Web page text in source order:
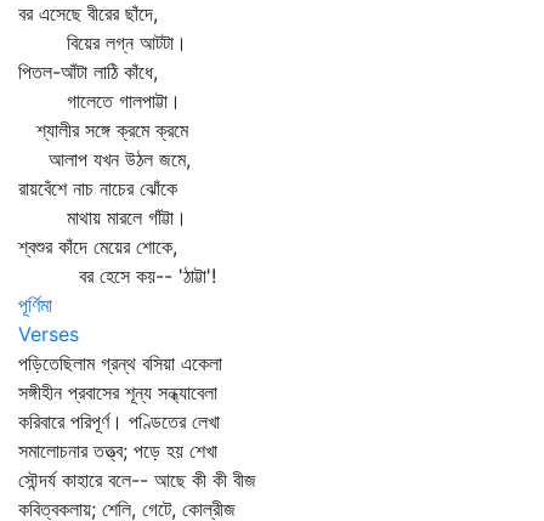
বর এসেছে বীরের ছাঁদে,
বিয়ের লগ্ন আটটা।
পিতল-আঁটা লাঠি কাঁধে,
গালেতে গালপাট্টা।
শ্যালীর সঙ্গে ক্রমে ক্রমে
আলাপ যখন উঠল জমে,
রায়বেঁশে নাচ নাচের ঝোঁকে
মাথায় মারলে গাঁট্টা।
শ্বশুর কাঁদে মেয়ের শোকে,
বর হেসে কয়-- 'ঠাট্টা'!
পূর্ণিমা
Verses
পড়িতেছিলাম গ্রন্থ বসিয়া একেলা
সঙ্গীহীন প্রবাসের শূন্য সন্ধ্যাবেলা
করিবারে পরিপূর্ণ। পণ্ডিতের লেখা
সমালোচনার তত্ত্ব; পড়ে হয় শেখা
সৌন্দর্য কাহারে বলে-- আছে কী কী বীজ
কবিত্বকলায়; শেলি, গেটে, কোল্‌রীজ